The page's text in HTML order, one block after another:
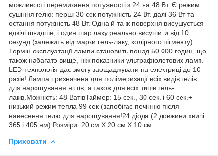
можливості перемикання потужності з 24 на 48 Вт. Є режим
сушіння гелю: перші 30 сек потужність 24 Вт, далі 36 Вт та
остання потужність 48 Вт. Одна й та ж поверхня висушується
вдвічі швидше, і один шар лаку реально висушити від 10
секунд (залежить від марки гель-лаку, колірного пігменту).
Термін експлуатації лампи становить понад 50 000 годин, що
також набагато вище, ніж показники ультрафіолетових ламп.
LED-технологія дає змогу заощаджувати на електриці до 10
разів! Лампа призначена для полімеризації всіх видів гелів
для нарощування нігтів, а також для всіх типів гель-
лаків.Можність: 48 ВатівТаймер: 15 сек., 30 сек. і 60 сек.+
низький режим тепла 99 сек (запобігає печінню після
нанесення гелю для нарощування!24 діода (2 довжини хвилі:
365 і 405 нм) Розміри: 20 см Х 20 см Х 10 см
Приховати